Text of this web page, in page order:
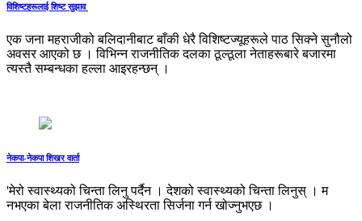
विशिष्टहरूलाई शिष्ट सुझाव
एक जना महराजीको बलिदानीबाट बाँकी धेरै विशिष्टज्यूहरूले पाठ सिक्ने सुनौलो
अवसर आएको छ । विभिन्न राजनीतिक दलका ठूल्ठूला नेताहरूबारे बजारमा
त्यस्तै सम्बन्धका हल्ला आइरहन्छन् ।
नेकपा-नेकपा शिखर वार्ता
'मेरो स्वास्थ्यको चिन्ता लिनु पर्दैन । देशको स्वास्थ्यको चिन्ता लिनुस् । म
नभएका बेला राजनीतिक अस्थिरता सिर्जना गर्न खोज्नुभएछ ।